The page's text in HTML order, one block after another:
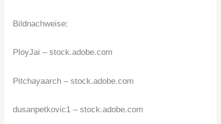
Bildnachweise:
PloyJai – stock.adobe.com
Pitchayaarch – stock.adobe.com
dusanpetkovic1 – stock.adobe.com